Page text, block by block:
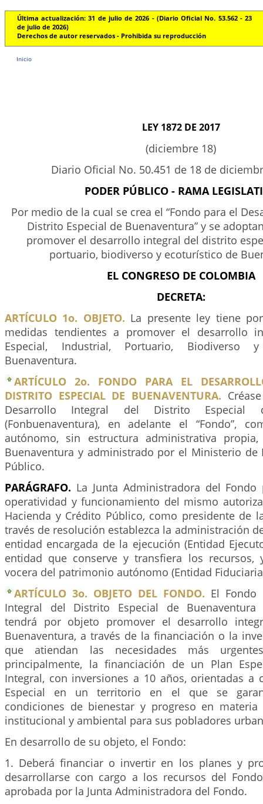
Última actualización: 31 de julio de 2026 - (Diario Oficial No. 53.562 - 23
de julio de 2026)
Derechos de autor reservados - Prohibida su reproducción
Inicio
LEY 1872 DE 2017
(diciembre 18)
Diario Oficial No. 50.451 de 18 de
PODER PÚBLICO - RAMA
Por medio de la cual se crea el “Fondo para el
Distrito Especial de Buenaventura” y se
promover el desarrollo integral del distrito
portuario, biodiverso y ecoturístico de
EL CONGRESO DE COLOMBIA
DECRETA:
ARTÍCULO 1o. OBJETO. La presente ley tiene
medidas tendientes a promover el desarrollo
Especial, Industrial, Portuario, Biodiverso
Buenaventura.
ARTÍCULO 2o. FONDO PARA EL
DISTRITO ESPECIAL DE BUENAVENTURA.
Desarrollo Integral del Distrito Especial
(Fonbuenaventura), en adelante el “Fondo”,
autónomo, sin estructura administrativa
Buenaventura y administrado por el Ministerio de
Público.
PARÁGRAFO. La Junta Administradora del
operatividad y funcionamiento del mismo
Hacienda y Crédito Público, como presidente de
través de resolución establezca la administración
entidad encargada de la ejecución (Entidad
entidad que conserve y transfiera los recursos,
vocera del patrimonio autónomo (Entidad
ARTÍCULO 3o. OBJETO DEL FONDO. El Fondo
Integral del Distrito Especial de Buenaventura
tendrá por objeto promover el desarrollo
Buenaventura, a través de la financiación o la
que atiendan las necesidades más
principalmente, la financiación de un Plan
Integral, con inversiones a 10 años, orientadas a
Especial en un territorio en el que se
condiciones de bienestar y progreso en materia
institucional y ambiental para sus pobladores
En desarrollo de su objeto, el Fondo:
1. Deberá financiar o invertir en los planes y
desarrollarse con cargo a los recursos del
aprobada por la Junta Administradora del Fondo.